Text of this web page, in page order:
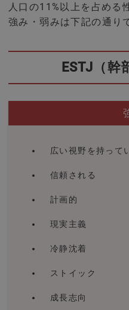
人口の11%以上を占める
強み・弱みは下記の通り
ESTJ（幹
広い視野を持って
信頼される
計画的
現実主義
冷静沈着
ストイック
成長志向